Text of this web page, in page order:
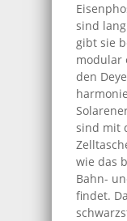
sind
gibt sie
modular
den
sind mit
wie das
Bahn-
findet.